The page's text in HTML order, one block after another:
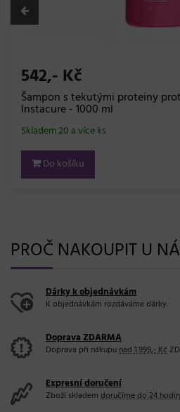
tekutými proteiny proti lámání
1000 ml
více ks
PROČ NAKOUPIT U
Dárky k objednávkám
K objednávkám rozdáváme dárky.
Doprava ZDARMA
Doprava při nákupunad 1.999,- Kč
Expresní doručení
Zboží skladem doručíme do 24 hodin